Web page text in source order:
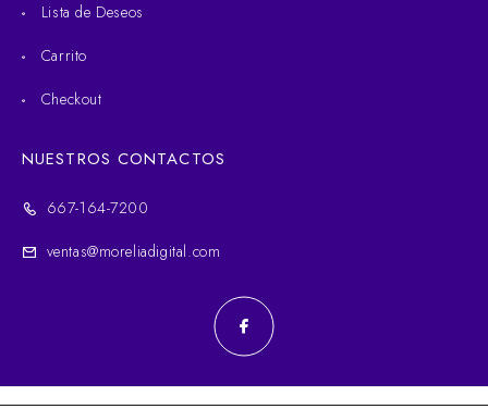
Lista de Deseos
Carrito
Checkout
NUESTROS CONTACTOS
667-164-7200
ventas@moreliadigital.com